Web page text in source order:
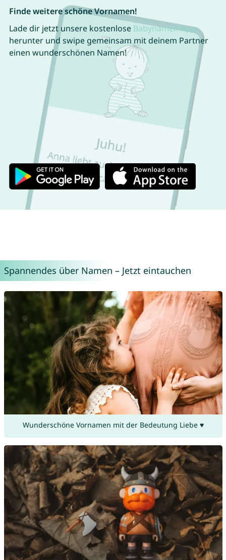
Finde weitere schöne Vornamen!
Lade dir jetzt unsere kostenlose Babynamen App
herunter und swipe gemeinsam mit deinem Partner
einen wunderschönen Namen!
Spannendes über Namen – Jetzt eintauchen
Wunderschöne Vornamen mit der Bedeutung Liebe ♥